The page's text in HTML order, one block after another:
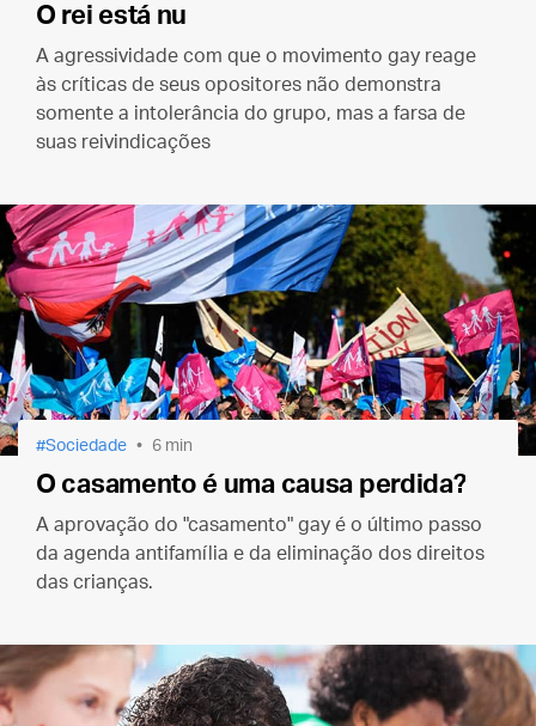
O rei está nu
A agressividade com que o movimento gay reage
às críticas de seus opositores não demonstra
somente a intolerância do grupo, mas a farsa de
suas reivindicações
Sociedade 6 min
O casamento é uma causa perdida?
A aprovação do "casamento" gay é o último passo
da agenda antifamília e da eliminação dos direitos
das crianças.